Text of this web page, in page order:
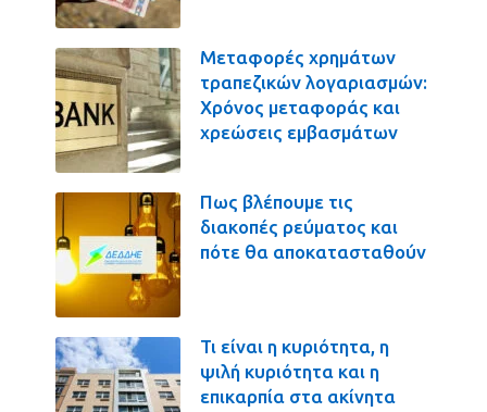
Μεταφορές χρημάτων
τραπεζικών λογαριασμών:
Χρόνος μεταφοράς και
χρεώσεις εμβασμάτων
Πως βλέπουμε τις
διακοπές ρεύματος και
πότε θα αποκατασταθούν
Τι είναι η κυριότητα, η
ψιλή κυριότητα και η
επικαρπία στα ακίνητα